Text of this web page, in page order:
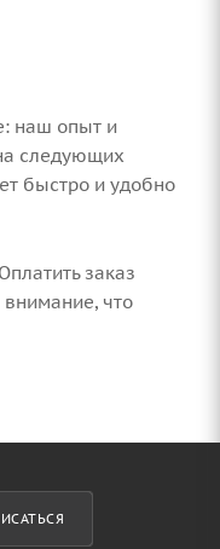
наш опыт и
следующих
быстро и удобно
заказ
что